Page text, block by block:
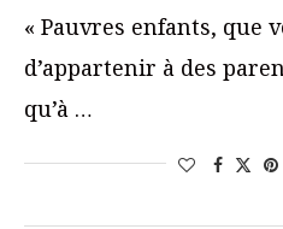
« Pauvres enfants, que
d’appartenir à des
qu’à …